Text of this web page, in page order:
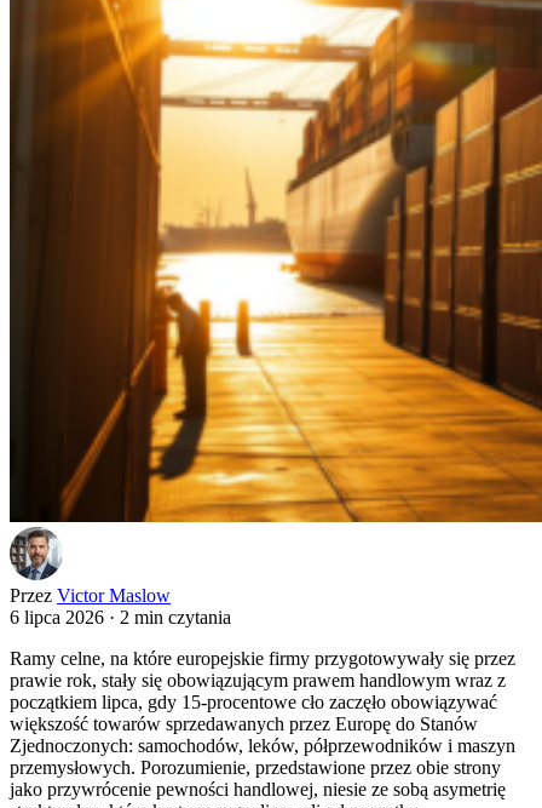
Przez Victor Maslow
6 lipca 2026 · 2 min czytania
Ramy celne, na które europejskie firmy przygotowywały się przez
prawie rok, stały się obowiązującym prawem handlowym wraz z
początkiem lipca, gdy 15-procentowe cło zaczęło obowiązywać
większość towarów sprzedawanych przez Europę do Stanów
Zjednoczonych: samochodów, leków, półprzewodników i maszyn
przemysłowych. Porozumienie, przedstawione przez obie strony
jako przywrócenie pewności handlowej, niesie ze sobą asymetrię